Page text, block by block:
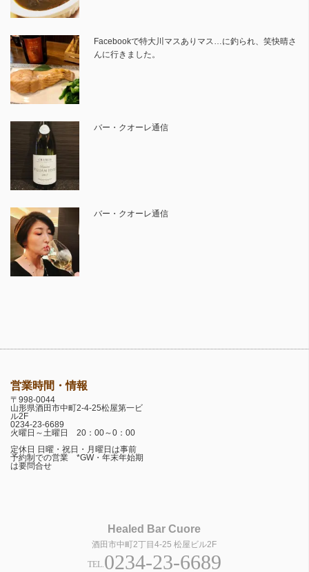
Facebookで特大川マスありマス…に釣られ、笑快晴さ
んに行きました。
バー・クオーレ通信
バー・クオーレ通信
営業時間・情報
〒998-0044
山形県酒田市中町2-4-25松屋第一ビ
ル2F
0234-23-6689
火曜日～土曜日 20：00～0：00
定休日 日曜・祝日・月曜日は事前
予約制での営業 *GW・年末年始期
は要問合せ
Healed Bar Cuore
酒田市中町2丁目4-25 松屋ビル2F
TEL.0234-23-6689